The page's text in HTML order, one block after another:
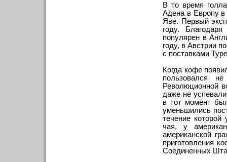
В то время
Адена в Европу в
Яве. Первый
году.
популярен в
году, в Австрии
с поставками
Когда кофе
пользовался
Революционной
даже не
в тот момент
уменьшились
течение
чая, у
американской
приготовления
Соединенных